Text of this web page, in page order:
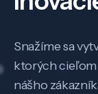
Snažíme sa
ktorých
nášho